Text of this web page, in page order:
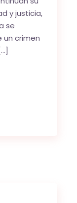
y justicia,
se
un crimen